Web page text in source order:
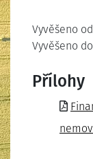
Vyvěšeno
Vyvěšeno
Přílohy